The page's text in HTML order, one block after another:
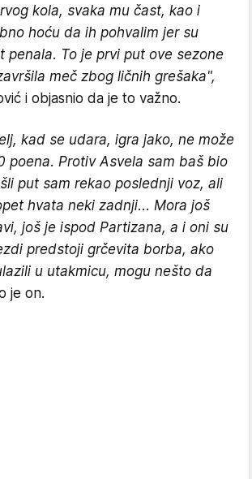
kola, svaka mu čast, kao i
hoću da ih pohvalim jer su
penala. To je prvi put ove sezone
meč zbog ličnih grešaka",
i objasnio da je to važno.
kad se udara, igra jako, ne može
poena. Protiv Asvela sam baš bio
put sam rekao poslednji voz, ali
hvata neki zadnji... Mora još
još je ispod Partizana, a i oni su
predstoji grčevita borba, ako
u utakmicu, mogu nešto da
je on.